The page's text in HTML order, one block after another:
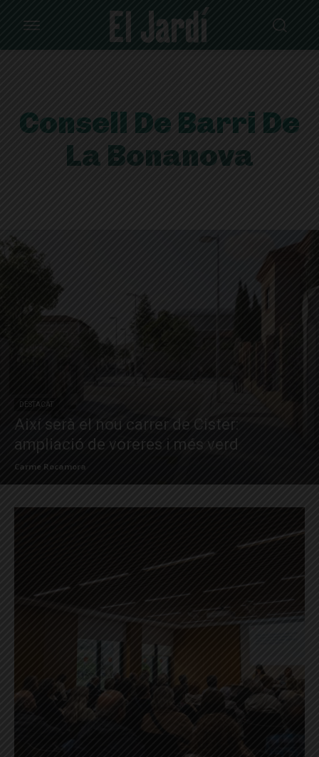
Consell De Barri De
La Bonanova
DESTACAT
Així serà el nou carrer de Cister:
ampliació de voreres i més verd
Carme Rocamora